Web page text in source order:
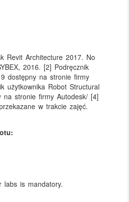
Revit Architecture 2017. No
2016. [2] Podręcznik
dostępny na stronie firmy
użytkownika Robot Structural
na stronie firmy Autodesk/ [4]
w trakcie zajęć.
labs is mandatory.